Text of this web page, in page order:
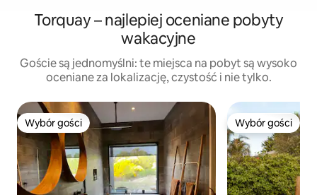
Torquay – najlepiej oceniane pobyty
wakacyjne
Goście są jednomyślni: te miejsca na pobyt są wysoko
oceniane za lokalizację, czystość i nie tylko.
Wybór gości
Wybór gości Wybór gości
Wybór gości